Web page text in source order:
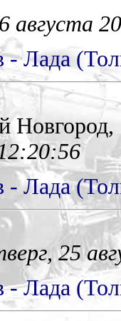
августа
- Лада
- Лада
25
- Лада